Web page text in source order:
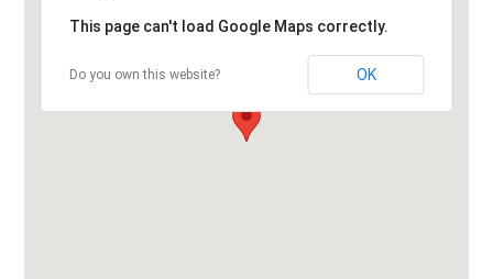
This page can't load Google Maps correctly.
Do you own this website? OK